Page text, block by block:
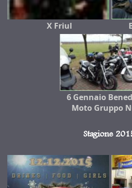
X Friul
6 Gennaio
Moto Gruppo
Stagione